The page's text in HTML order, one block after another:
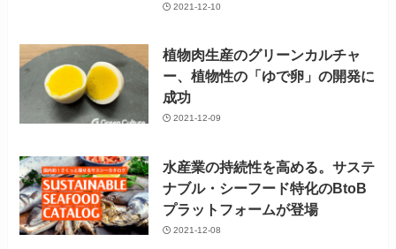
2021-12-10
植物肉生産のグリーンカルチャ
ー、植物性の「ゆで卵」の開発に
成功
2021-12-09
水産業の持続性を高める。サステ
ナブル・シーフード特化のBtoB
プラットフォームが登場
2021-12-08